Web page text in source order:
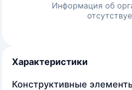
Информация об
Характеристики
Конструктивные